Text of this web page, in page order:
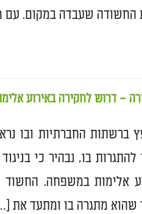
החשודה שעבדה במקום. עם
– דרוש לחקירה באירוע
ברשתות החברתיות ובו
להתגרות בו, נבהיר כי
אלימות במשפחה. החשוד
שהוא מתגרה בו ומתעד את